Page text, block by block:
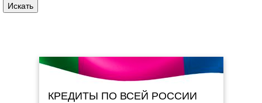
КРЕДИТЫ ПО ВСЕЙ РОССИИ